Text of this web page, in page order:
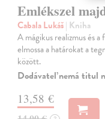
Emlékszel
Cabala Lukáš| Kniha
A mágikus realizmus és
elmossa a határokat a
között.
Dodávateľ nemá titul
13,58 €